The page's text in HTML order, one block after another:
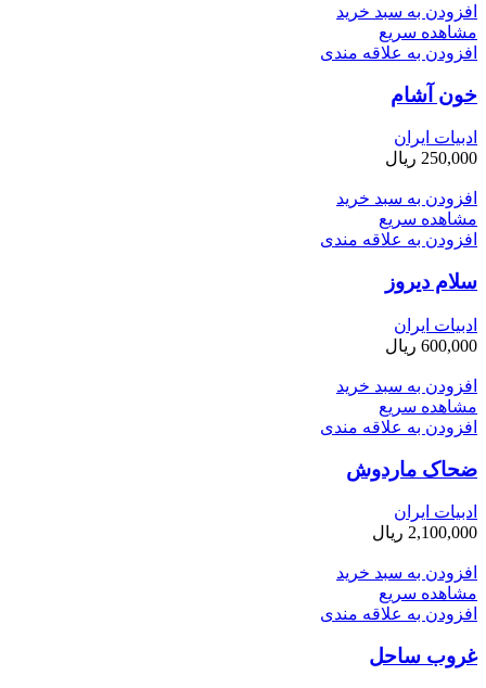
افزودن به سبد خرید
مشاهده سریع
افزودن به علاقه مندی
خون آشام
ادبیات ایران
250,000 ریال
افزودن به سبد خرید
مشاهده سریع
افزودن به علاقه مندی
سلام دیروز
ادبیات ایران
600,000 ریال
افزودن به سبد خرید
مشاهده سریع
افزودن به علاقه مندی
ضحاک ماردوش
ادبیات ایران
2,100,000 ریال
افزودن به سبد خرید
مشاهده سریع
افزودن به علاقه مندی
غروب ساحل